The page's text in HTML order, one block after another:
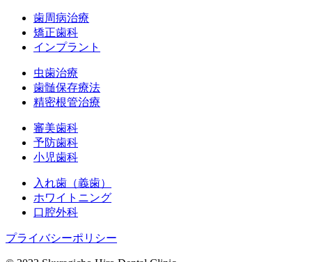
歯周病治療
矯正歯科
インプラント
虫歯治療
歯髄保存療法
精密根管治療
審美歯科
予防歯科
小児歯科
入れ歯（義歯）
ホワイトニング
口腔外科
プライバシーポリシー